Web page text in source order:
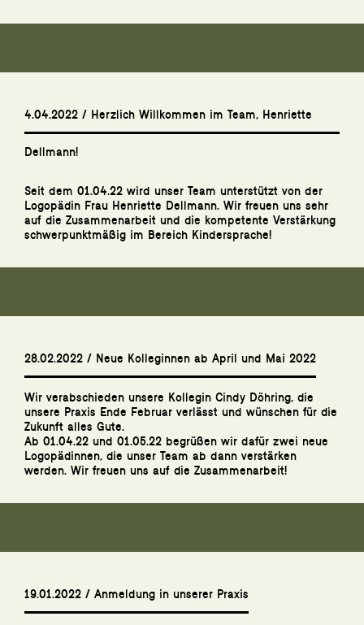
4.04.2022 / Herzlich Willkommen im Team, Henriette
Dellmann!
Seit dem 01.04.22 wird unser Team unterstützt von der
Logopädin Frau Henriette Dellmann. Wir freuen uns sehr
auf die Zusammenarbeit und die kompetente Verstärkung
schwerpunktmäßig im Bereich Kindersprache!
28.02.2022 / Neue Kolleginnen ab April und Mai 2022
Wir verabschieden unsere Kollegin Cindy Döhring, die
unsere Praxis Ende Februar verlässt und wünschen für die
Zukunft alles Gute.
Ab 01.04.22 und 01.05.22 begrüßen wir dafür zwei neue
Logopädinnen, die unser Team ab dann verstärken
werden. Wir freuen uns auf die Zusammenarbeit!
19.01.2022 / Anmeldung in unserer Praxis